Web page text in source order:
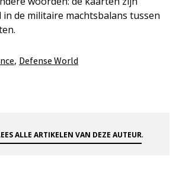
de militaire machtsbalans tussen
, Defense World
ALLE ARTIKELEN VAN DEZE AUTEUR.